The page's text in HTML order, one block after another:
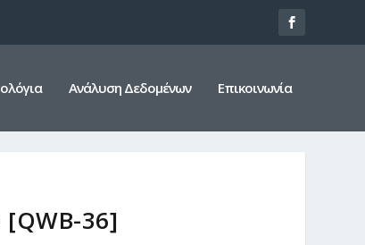
Ανάλυση Δεδομένων Επικοινωνία
36]